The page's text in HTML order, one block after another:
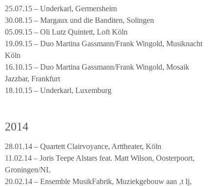
25.07.15 – Underkarl, Germersheim
30.08.15 – Margaux und die Banditen, Solingen
05.09.15 – Oli Lutz Quintett, Loft Köln
19.09.15 – Duo Martina Gassmann/Frank Wingold, Musiknacht
Köln
16.10.15 – Duo Martina Gassmann/Frank Wingold, Mosaik
Jazzbar, Frankfurt
18.10.15 – Underkarl, Luxemburg
2014
28.01.14 – Quartett Clairvoyance, Arttheater, Köln
11.02.14 – Joris Teepe Alstars feat. Matt Wilson, Oosterpoort,
Groningen/NL
20.02.14 – Ensemble MusikFabrik, Muziekgebouw aan ‚t Ij,